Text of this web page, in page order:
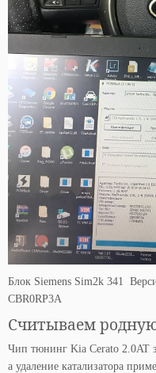
Блок Siemens Sim2k 341
CBR0RP3A
Считываем
Чип тюнинг Kia Cerato 2.0AT
а удаление катализатора